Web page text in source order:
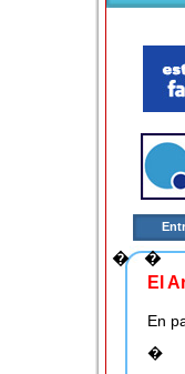
� �
El
En
�